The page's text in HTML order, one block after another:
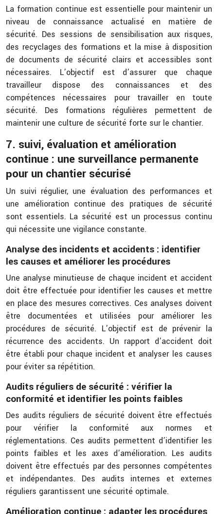
La formation continue est essentielle pour maintenir un
niveau de connaissance actualisé en matière de
sécurité. Des sessions de sensibilisation aux risques,
des recyclages des formations et la mise à disposition
de documents de sécurité clairs et accessibles sont
nécessaires. L’objectif est d’assurer que chaque
travailleur dispose des connaissances et des
compétences nécessaires pour travailler en toute
sécurité. Des formations régulières permettent de
maintenir une culture de sécurité forte sur le chantier.
7. suivi, évaluation et amélioration
continue : une surveillance permanente
pour un chantier sécurisé
Un suivi régulier, une évaluation des performances et
une amélioration continue des pratiques de sécurité
sont essentiels. La sécurité est un processus continu
qui nécessite une vigilance constante.
Analyse des incidents et accidents : identifier
les causes et améliorer les procédures
Une analyse minutieuse de chaque incident et accident
doit être effectuée pour identifier les causes et mettre
en place des mesures correctives. Ces analyses doivent
être documentées et utilisées pour améliorer les
procédures de sécurité. L’objectif est de prévenir la
récurrence des accidents. Un rapport d’accident doit
être établi pour chaque incident et analyser les causes
pour éviter sa répétition.
Audits réguliers de sécurité : vérifier la
conformité et identifier les points faibles
Des audits réguliers de sécurité doivent être effectués
pour vérifier la conformité aux normes et
réglementations. Ces audits permettent d’identifier les
points faibles et les axes d’amélioration. Les audits
doivent être effectués par des personnes compétentes
et indépendantes. Des audits internes et externes
réguliers garantissent une sécurité optimale.